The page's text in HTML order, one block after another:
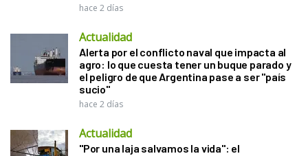
hace 2 días
Actualidad
Alerta por el conflicto naval que impacta al
agro: lo que cuesta tener un buque parado y
el peligro de que Argentina pase a ser "país
sucio"
hace 2 días
Actualidad
"Por una laja salvamos la vida": el